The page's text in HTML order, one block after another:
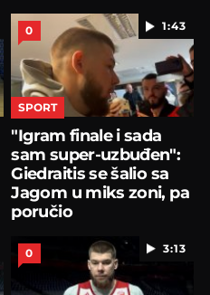
1:43
0
SPORT
"Igram finale i sada
sam super-uzbuđen":
Giedraitis se šalio sa
Jagom u miks zoni, pa
poručio
3:13
0